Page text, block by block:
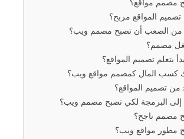
مواقع؟
المواقع مربح؟
الصعب أن تصبح مصمم ويب؟
مصمم؟
تصميم المواقع؟
المال كمصمم مواقع ويب؟
المواقع؟
البرمجة لكي تصبح مصمم ويب؟
ناجح؟
مواقع ويب؟